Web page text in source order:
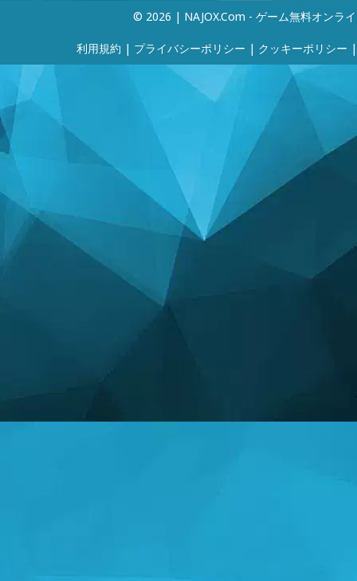
© 2026 | NAJOX.com - ゲーム無料オンラ
利用規約 | プライバシーポリシー | クッキーポリシー